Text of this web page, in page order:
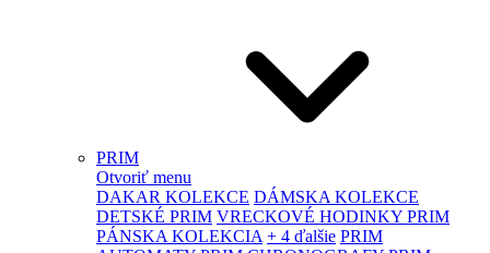
PRIM
Otvoriť menu
DAKAR KOLEKCE DÁMSKA KOLEKCE
DETSKÉ PRIM VRECKOVÉ HODINKY PRIM
PÁNSKA KOLEKCIA + 4 ďalšie PRIM